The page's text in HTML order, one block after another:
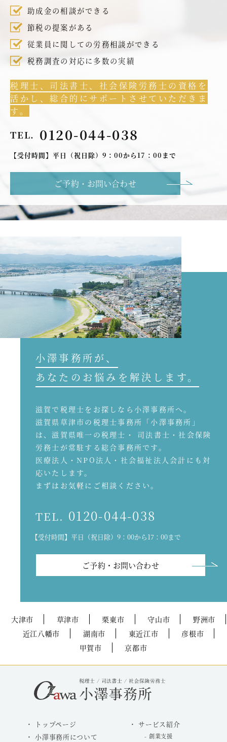
助成金の相談ができる
節税の提案がある
従業員に関しての労務相談ができる
税務調査の対応に多数の実績
税理士、司法書士、社会保険労務士の資格を
活かし、総合的にサポートさせていただきま
す。
TEL. 0120-044-038
【受付時間】平日（祝日除）9：00から17：00まで
ご予約・お問い合わせ
小澤事務所が、
あなたのお悩みを解決します。
滋賀で税理士をお探しなら小澤事務所へ。
滋賀県草津市の税理士事務所「小澤事務所」
は、滋賀県唯一の税理士・ 司法書士・社会保険
労務士が常駐する総合事務所です。
医療法人・NPO法人・社会福祉法人会計にも対
応いたします。
まずはお気軽にご相談ください。
TEL. 0120-044-038
【受付時間】平日（祝日除）9：00から17：00まで
ご予約・お問い合わせ
大津市 草津市 栗東市 守山市
野洲市
近江八幡市
湖南市 東近江市
彦根市
甲賀市
京都市
トップページ
小澤事務所について
サービス紹介
創業支援